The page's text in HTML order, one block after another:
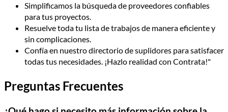
Simplificamos la búsqueda de proveedores confiables
para tus proyectos.
Resuelve toda tu lista de trabajos de manera eficiente y
sin complicaciones.
Confía en nuestro directorio de suplidores para satisfacer
todas tus necesidades. ¡Hazlo realidad con Contrata!"
Preguntas Frecuentes